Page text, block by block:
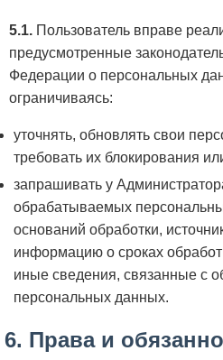
5.1. Пользователь вправе
предусмотренные
Федерации о персональных
ограничиваясь:
уточнять, обновлять свои
требовать их блокирования
запрашивать у
обрабатываемых
оснований обработки,
информацию о сроках
иные сведения, связанные с
персональных данных.
6. Права и